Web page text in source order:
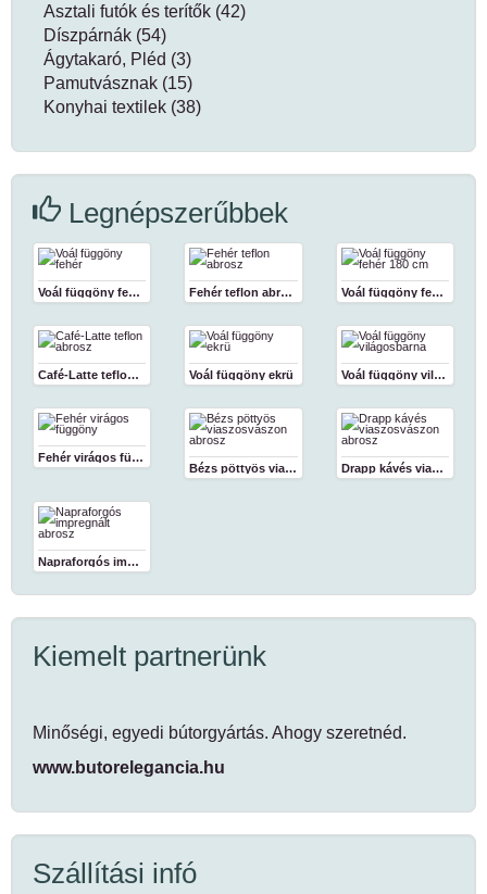
Asztali futók és terítők (42)
Díszpárnák (54)
Ágytakaró, Pléd (3)
Pamutvásznak (15)
Konyhai textilek (38)
Legnépszerűbbek
Voál függöny fehér Fehér teflon abrosz Voál függöny fehér 180 cm
Café-Latte teflon abrosz Voál függöny ekrü Voál függöny világosbarna
Fehér virágos függöny
Bézs pöttyös viaszosvászon abrosz
Drapp kávés viaszosvászon abrosz
Napraforgós impregnált abrosz
Kiemelt partnerünk
Minőségi, egyedi bútorgyártás. Ahogy szeretnéd.
www.butorelegancia.hu
Szállítási infó